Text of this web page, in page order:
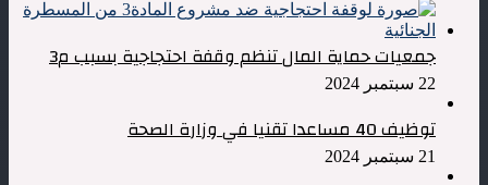
جمعيات حماية المال تنظم وقفة احتجاجية بسبب م3
22 سبتمبر 2024
توظيف 40 مساعدا تقنيا في وزارة الصحة
21 سبتمبر 2024